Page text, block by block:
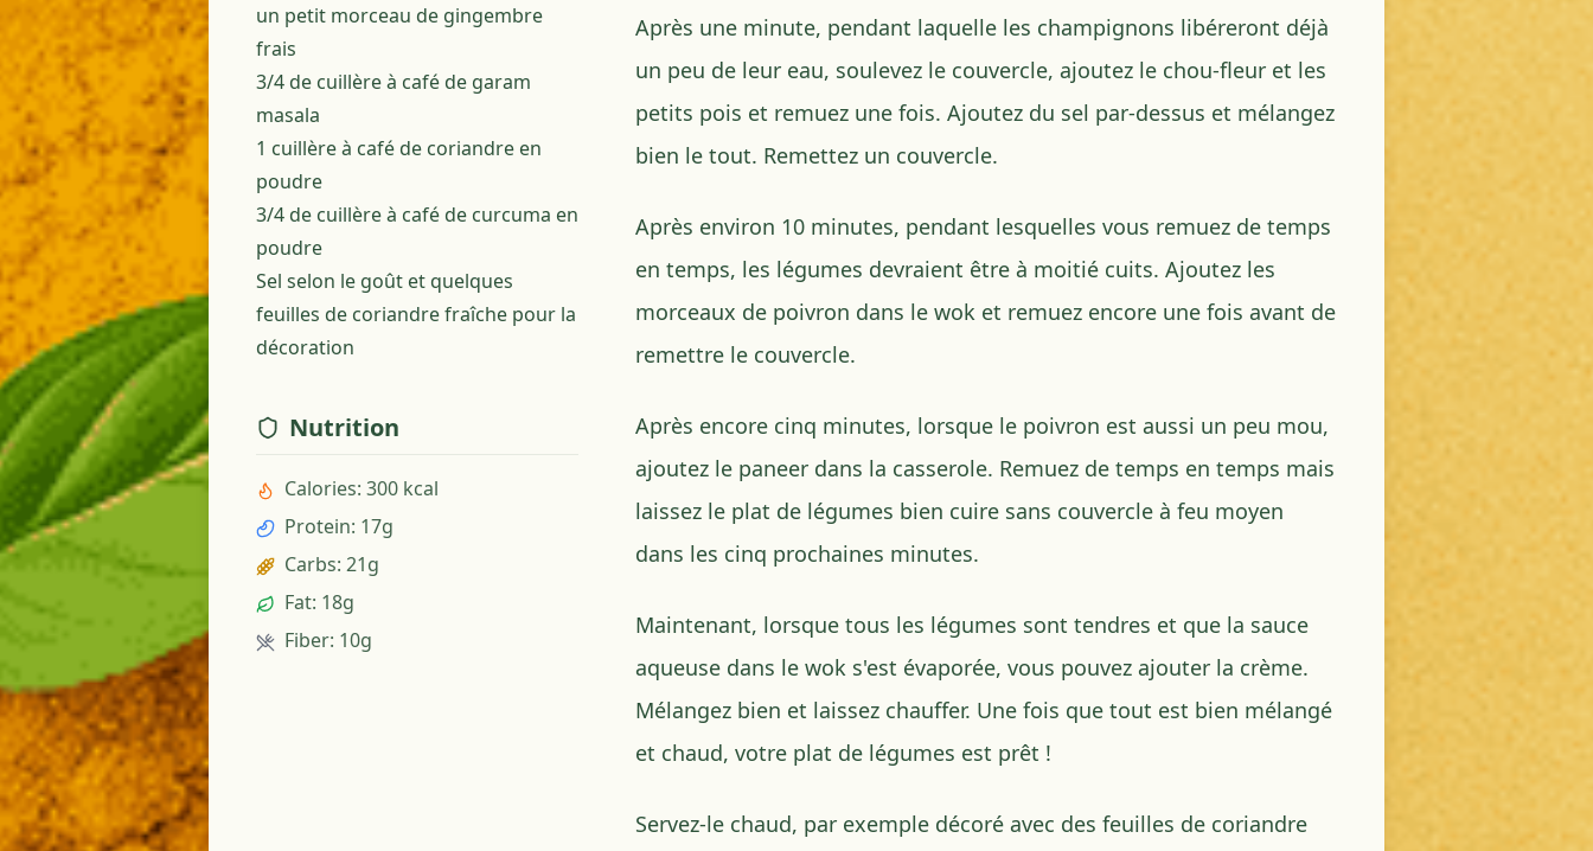
un petit morceau de gingembre
frais
3/4 de cuillère à café de garam
masala
1 cuillère à café de coriandre en
poudre
3/4 de cuillère à café de curcuma en
poudre
Sel selon le goût et quelques
feuilles de coriandre fraîche pour la
décoration
Nutrition
Calories: 300 kcal
Protein: 17g
Carbs: 21g
Fat: 18g
Fiber: 10g
Après une minute, pendant laquelle les champignons libéreront déjà
un peu de leur eau, soulevez le couvercle, ajoutez le chou-fleur et les
petits pois et remuez une fois. Ajoutez du sel par-dessus et mélangez
bien le tout. Remettez un couvercle.
Après environ 10 minutes, pendant lesquelles vous remuez de temps
en temps, les légumes devraient être à moitié cuits. Ajoutez les
morceaux de poivron dans le wok et remuez encore une fois avant de
remettre le couvercle.
Après encore cinq minutes, lorsque le poivron est aussi un peu mou,
ajoutez le paneer dans la casserole. Remuez de temps en temps mais
laissez le plat de légumes bien cuire sans couvercle à feu moyen
dans les cinq prochaines minutes.
Maintenant, lorsque tous les légumes sont tendres et que la sauce
aqueuse dans le wok s'est évaporée, vous pouvez ajouter la crème.
Mélangez bien et laissez chauffer. Une fois que tout est bien mélangé
et chaud, votre plat de légumes est prêt !
Servez-le chaud, par exemple décoré avec des feuilles de coriandre